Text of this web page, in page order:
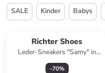
SALE Kinder Babys
Richter Shoes
Leder-Sneakers "Samy" in
Beige/ Orange/ Hellblau
-70%